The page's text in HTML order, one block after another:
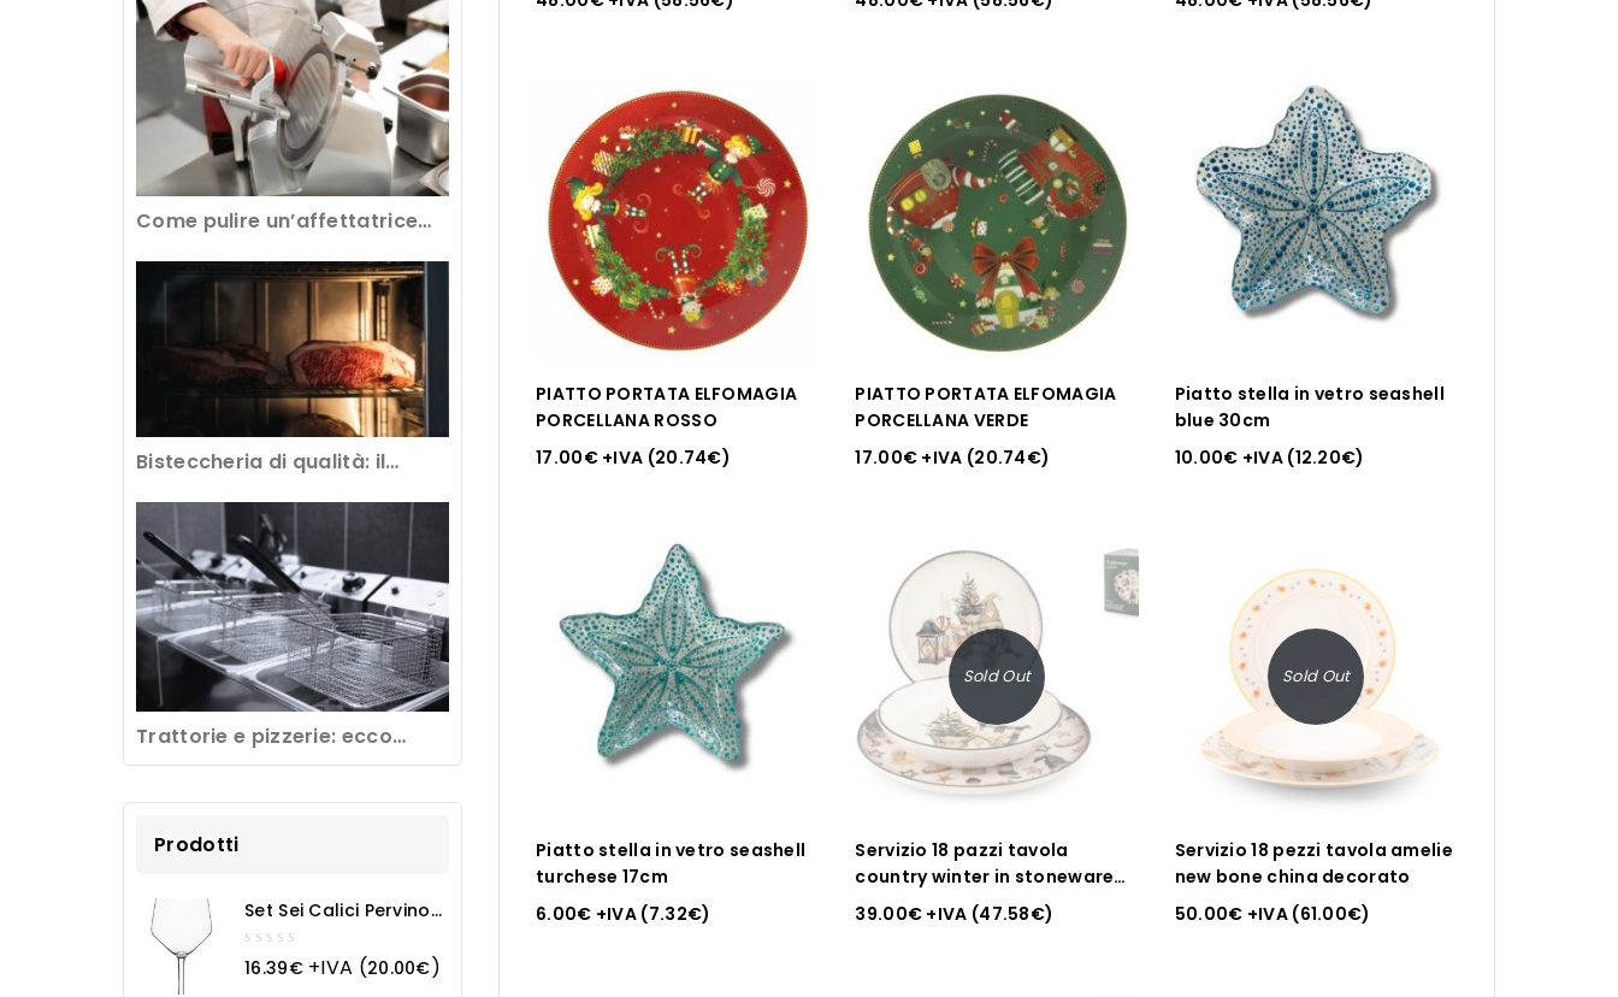
PIATTO PORTATA ELFOMAGIA
PORCELLANA ROSSO
17.00€+IVA (20.74€)
PIATTO PORTATA ELFOMAGIA
PORCELLANA VERDE
17.00€ +IVA (20.74€)
Piatto stella in vetro seashell
blue 30cm
10.00€ +IVA (12.20€)
Piatto stella in vetro seashell
turchese 17cm
6.00€ +IVA (7.32€)
Sold Out
Servizio 18 pazzi tavola
country winter in stoneware
decorato
39.00€ +IVA (47.58€)
Sold Out
Servizio 18 pezzi tavola amelie
new bone china decorato
50.00€ +IVA (61.00€)
l’attrezzatura professionale
Come pulire un’affettatrice
perfetti
Bisteccheria di qualità: il
carne
Trattorie e pizzerie: ecco
come pulire una friggitrice
professionale
Prodotti
Set Sei Calici Pervino
Cl 53
out
16.39€+IVA (20.00€)